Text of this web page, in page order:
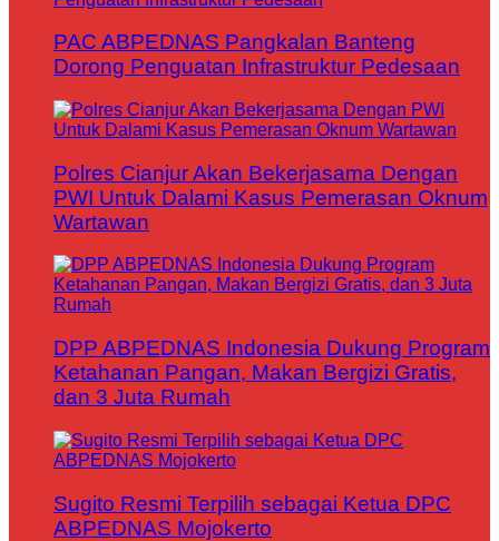
PAC ABPEDNAS Pangkalan Banteng
Dorong Penguatan Infrastruktur Pedesaan
Polres Cianjur Akan Bekerjasama Dengan
PWI Untuk Dalami Kasus Pemerasan Oknum
Wartawan
DPP ABPEDNAS Indonesia Dukung Program
Ketahanan Pangan, Makan Bergizi Gratis,
dan 3 Juta Rumah
Sugito Resmi Terpilih sebagai Ketua DPC
ABPEDNAS Mojokerto